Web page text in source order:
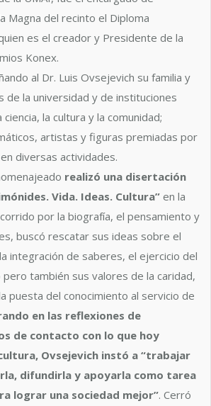
Magna del recinto el Diploma
es el creador y Presidente de la
Konex.
al Dr. Luis Ovsejevich su familia y
de la universidad y de instituciones
la cultura y la comunidad;
artistas y figuras premiadas por
diversas actividades.
realizó una disertación
Vida. Ideas. Cultura” en la
por la biografía, el pensamiento y
buscó rescatar sus ideas sobre el
integración de saberes, el ejercicio del
también sus valores de la caridad,
puesta del conocimiento al servicio de
en las reflexiones de
de contacto con lo que hoy
Ovsejevich instó a “trabajar
difundirla y apoyarla como tarea
lograr una sociedad mejor”. Cerró